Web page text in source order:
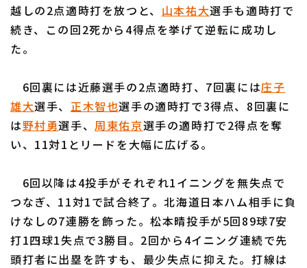
利用規約 プライバシーポリシー
運営会社（別ウィンドウで開く） よくある質問
特定商取引法の表示 （別ウィンドウで開く
越しの2点適時打を放つと、 山本祐大選手も適時打で
続き、この回2死から4得点を挙げて逆転に成功し
た。
6回裏には近藤選手の2点適時打、7回裏には庄子
雄大選手、 正木智也選手の適時打で3得点、8回裏に
は野村勇選手、周東佑京選手の適時打で2得点を奪
い、11対1とリードを大幅に広げる。
6回以降は4投手がそれぞれ1イニングを無失点で
つなぎ、11対1で試合終了。北海道日本ハム相手に負
けなしの7連勝を飾った。松本晴投手が5回89球7安
打1四球1失点で3勝目。2回から4イニング連続で先
頭打者に出塁を許すも、最少失点に抑えた。打線は